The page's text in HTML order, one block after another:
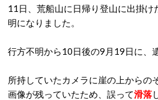
11日、荒船山に日帰り登山に出掛け
明になりました。
行方不明から10日後の9月19日に、
所持していたカメラに崖の上からの
画像が残っていたため、誤って滑落